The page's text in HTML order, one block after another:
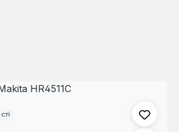
зображень